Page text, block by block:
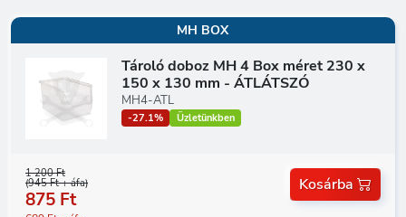
MH BOX
Tároló doboz MH 4 Box méret 230 x
150 x 130 mm - ÁTLÁTSZÓ
MH4-ATL
-27.1% Üzletünkben
1 200 Ft
(945 Ft + áfa)
875 Ft
Kosárba